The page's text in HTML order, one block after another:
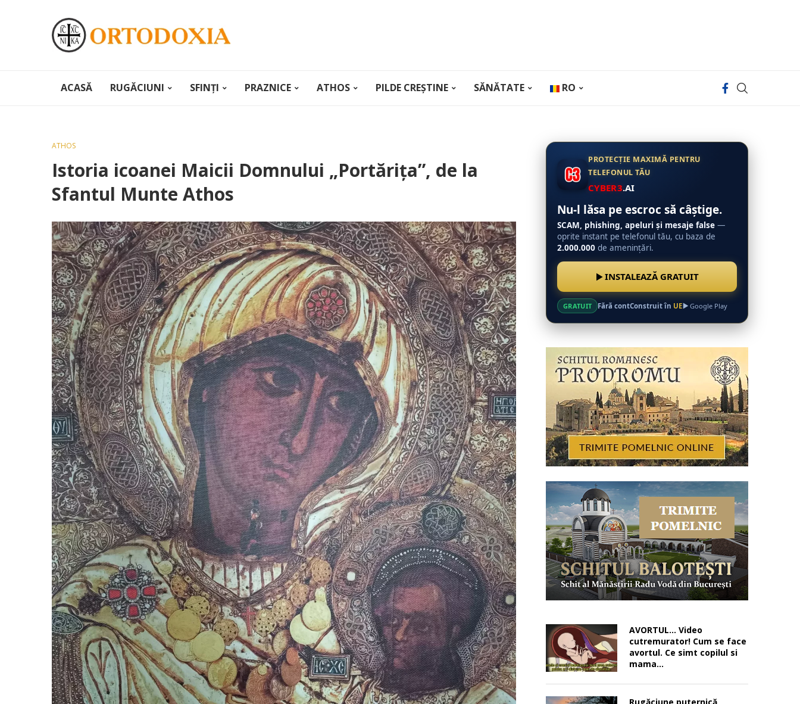
ACASĂ RUGĂCIUNI SFINȚI PRAZNICE ATHOS PILDE CREȘTINE SĂNĂTATE RO
ATHOS
Istoria icoanei Maicii Domnului „Portărița”, de la
Sfantul Munte Athos
PROTECȚIE MAXIMĂ PENTRU
TELEFONUL TĂU
CYBER3.AI
Nu-l lăsa pe escroc să câștige.
SCAM, phishing, apeluri și mesaje false —
oprite instant pe telefonul tău, cu baza de
2.000.000 de amenințări.
INSTALEAZĂ GRATUIT
GRATUIT Fără contConstruit în UE Google Play
AVORTUL… Video
cutremurator! Cum se face
avortul. Ce simt copilul si
mama…